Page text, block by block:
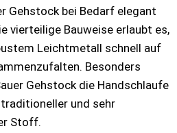
Gehstock bei Bedarf elegant
vierteilige Bauweise erlaubt es,
Leichtmetall schnell auf
Besonders
Gehstock die Handschlaufe
traditioneller und sehr
Stoff.